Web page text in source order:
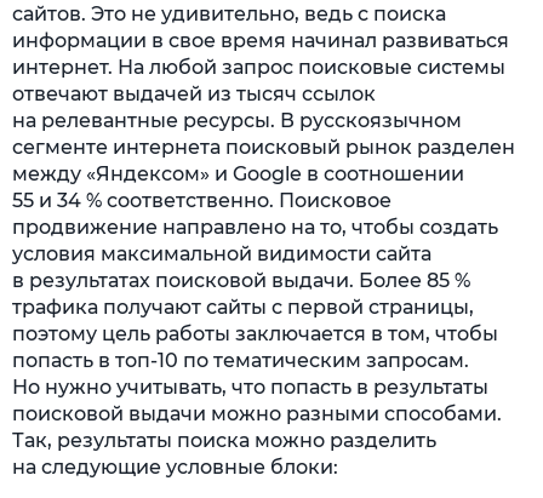
сайтов. Это не удивительно, ведь с поиска
информации в свое время начинал развиваться
интернет. На любой запрос поисковые системы
отвечают выдачей из тысяч ссылок
на релевантные ресурсы. В русскоязычном
сегменте интернета поисковый рынок разделен
между «Яндексом» и Google в соотношении
55 и 34 % соответственно. Поисковое
продвижение направлено на то, чтобы создать
условия максимальной видимости сайта
в результатах поисковой выдачи. Более 85 %
трафика получают сайты с первой страницы,
поэтому цель работы заключается в том, чтобы
попасть в топ-10 по тематическим запросам.
Но нужно учитывать, что попасть в результаты
поисковой выдачи можно разными способами.
Так, результаты поиска можно разделить
на следующие условные блоки: